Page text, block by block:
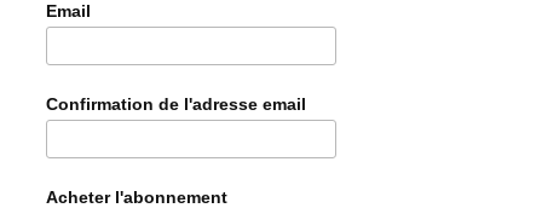
Email
Confirmation de l'adresse email
Acheter l'abonnement